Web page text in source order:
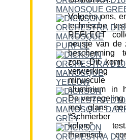
Volgens ons,
technische
REFLECT
neusje van de
bescherming
zon. Dit
minuscule
aluminium in
De verzegeling
met glans
“Schmerber
kolom”
thermisch